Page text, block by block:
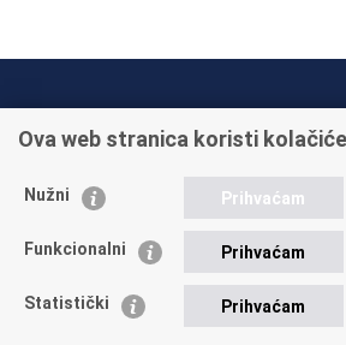
+385 1 45 95
Postavite
Ova web stranica koristi kolačiće
Nužni Prihvaćam
Funkcionalni Prihvaćam
Statistički Prihvaćam